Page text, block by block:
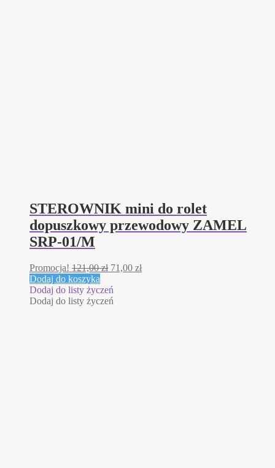
STEROWNIK mini do rolet
dopuszkowy przewodowy ZAMEL
SRP-01/M
Promocja! 121,00zł Pierwotna
wynosiła:
121,00 zł.
71,00 złAktualna
Dodaj do koszyka
Dodaj do listy życzeń
Dodaj do listy życzeń